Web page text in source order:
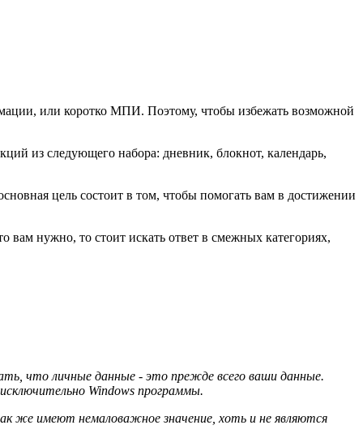
или коротко МПИ. Поэтому, чтобы избежать возможной
из следующего набора: дневник, блокнот, календарь,
цель состоит в том, чтобы помогать вам в достижении
вам нужно, то стоит искать ответ в смежных категориях,
что личные данные - это прежде всего ваши данные.
Windows программы.
же имеют немаловажное значение, хоть и не являются